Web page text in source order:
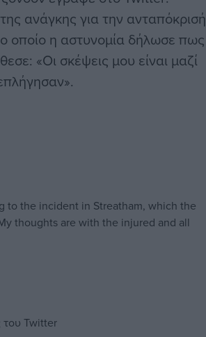
ανάγκης για την ανταπόκρισή
οποίο η αστυνομία δήλωσε πως
«Οι σκέψεις μου είναι μαζί
to the incident in Streatham, which the
thoughts are with the injured and all
του Twitter